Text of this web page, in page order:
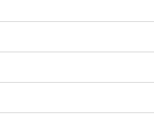
催のお知らせ
ス問題への心理社会的支援の
次大会・プレセミナー